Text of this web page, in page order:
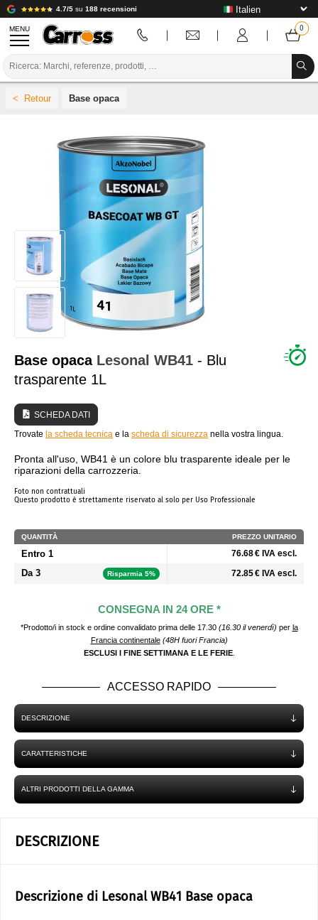
4.7/5 su 188 recensioni
MENU
PREPARAZIONE / VERNICIATURA / RIFINITURA
MATERIALI DI CONSUMO PER LA CARROZZERIA
STRUMENTI PER LA CARROZZERIA
ATTREZZATURE PER CARROZZERIA
INSTALLAZIONE IN LABORATORIO
TUTORIAL E CONSIGLI
Base opaca
Base opaca Lesonal WB41 - Blu
trasparente 1L
SCHEDA DATI
Trovate la scheda tecnica e la scheda di sicurezza nella vostra lingua.
Pronta all'uso, WB41 è un colore blu trasparente ideale per le
riparazioni della carrozzeria.
Foto non contrattuali
Questo prodotto è strettamente riservato al solo per Uso Professionale
QUANTITÀ PREZZO UNITARIO
Entro 1 76.68 € IVA escl.
Da 3 Risparmia 5% 72.85 € IVA escl.
CONSEGNA IN 24 ORE *
*Prodotto/i in stock e ordine convalidato prima delle 17.30 (16.30 il venerdì) per la
Francia continentale (48H fuori Francia)
ESCLUSI I FINE SETTIMANA E LE FERIE.
ACCESSO RAPIDO
DESCRIZIONE
CARATTERISTICHE
ALTRI PRODOTTI DELLA GAMMA
DESCRIZIONE
Descrizione di Lesonal WB41 Base opaca